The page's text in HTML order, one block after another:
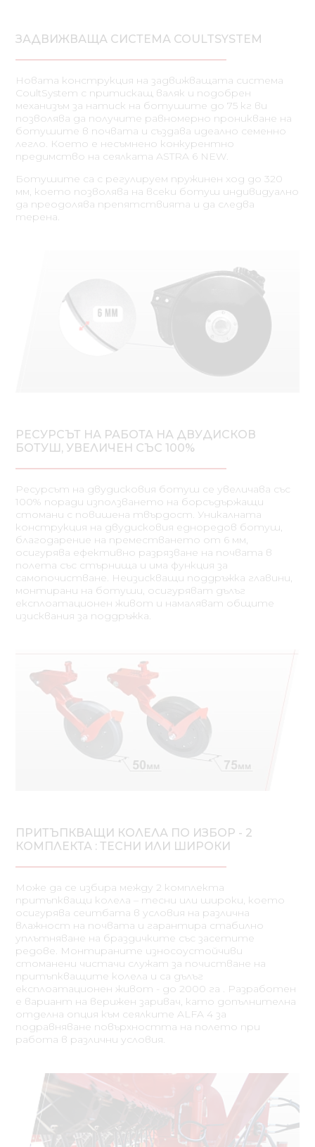
ЗАДВИЖВАЩА СИСТЕМА COULTSYSTEM
Новата конструкция на задвижващата система
CoultSystem с притискащ валяк и подобрен
механизъм за натиск на ботушите до 75 кг ви
позволява да получите равномерно проникване на
ботушите в почвата и създава идеално семенно
легло. Което е несъмнено конкурентно
предимство на сеялката ASTRA 6 NEW.
Ботушите са с регулируем пружинен ход до 320
мм, което позволява на всеки ботуш индивидуално
да преодолява препятствията и да следва
терена.
РЕСУРСЪТ НА РАБОТА НА ДВУДИСКОВ
БОТУШ, УВЕЛИЧЕН СЪС 100%
Ресурсът на двудисковия ботуш се увеличава със
100% поради използването на борсъдържащи
стомани с повишена твърдост. Уникалната
конструкция на двудисковия едноредов ботуш,
благодарение на преместването от 6 мм,
осигурява ефективно разрязване на почвата в
полета със стърнища и има функция за
самопочистване. Неизискващи поддръжка главини,
монтирани на ботуши, осигуряват дълъг
експлоатационен живот и намаляват общите
изисквания за поддръжка.
ПРИТЪПКВАЩИ КОЛЕЛА ПО ИЗБОР - 2
КОМПЛЕКТА : ТЕСНИ ИЛИ ШИРОКИ
Може да се избира между 2 комплекта
притъпкващи колела – тесни или широки, което
осигурява сеитбата в условия на различна
влажност на почвата и гарантира стабилно
уплътняване на браздичките със засетите
редове. Монтираните износоустойчиви
стоманени чистачи служат за почистване на
притъпкващите колела и са дълъг
експлоатационен живот - до 2000 га . Разработен
е вариант на верижен заривач, като допълнителна
отделна опция към сеялките ALFA 4 за
подравняване повърхността на полето при
работа в различни условия.